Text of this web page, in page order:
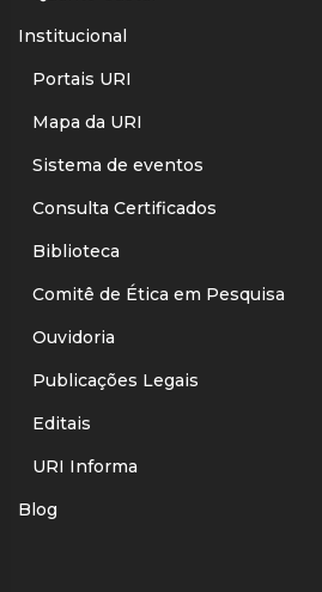
Institucional
Portais URI
Mapa da URI
Sistema de eventos
Consulta Certificados
Biblioteca
Comitê de Ética em Pesquisa
Ouvidoria
Publicações Legais
Editais
URI Informa
Blog